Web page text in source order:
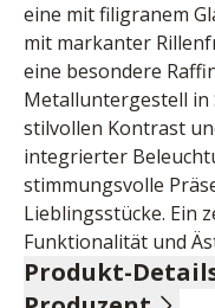
eine mit filigranem
mit markanter
eine besondere
Metalluntergestell in
stilvollen Kontrast
integrierter
stimmungsvolle
Lieblingsstücke. Ein
Funktionalität und
Produkt-